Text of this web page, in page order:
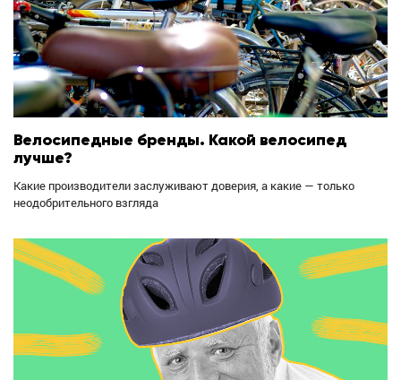
Велосипедные бренды. Какой велосипед
лучше?
Какие производители заслуживают доверия, а какие — только
неодобрительного взгляда